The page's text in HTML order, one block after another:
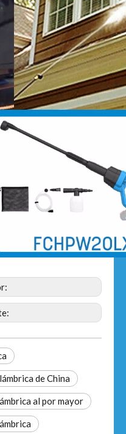
de China
al por mayor